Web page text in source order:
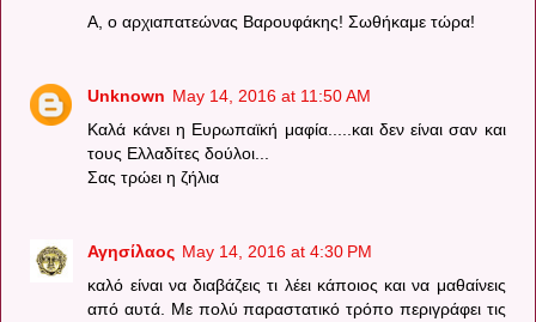
Α, ο αρχιαπατεώνας Βαρουφάκης! Σωθήκαμε τώρα!
Unknown May 14, 2016 at 11:50 AM
Καλά κάνει η Ευρωπαϊκή μαφία.....και δεν είναι σαν και
τους Ελλαδίτες δούλοι...
Σας τρώει η ζήλια
Αγησίλαος May 14, 2016 at 4:30 PM
καλό είναι να διαβάζεις τι λέει κάποιος και να μαθαίνεις
από αυτά. Με πολύ παραστατικό τρόπο περιγράφει τις